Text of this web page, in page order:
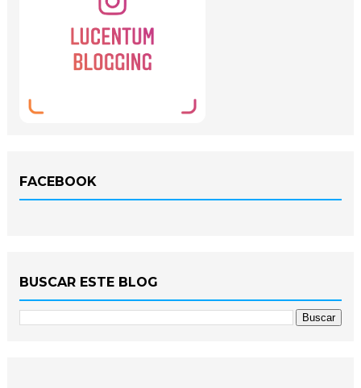
FACEBOOK
BUSCAR ESTE BLOG